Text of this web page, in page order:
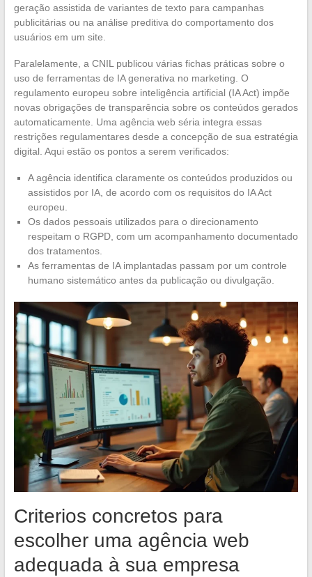
geração assistida de variantes de texto para campanhas
publicitárias ou na análise preditiva do comportamento dos
usuários em um site.
Paralelamente, a CNIL publicou várias fichas práticas sobre o
uso de ferramentas de IA generativa no marketing. O
regulamento europeu sobre inteligência artificial (IA Act) impõe
novas obrigações de transparência sobre os conteúdos gerados
automaticamente. Uma agência web séria integra essas
restrições regulamentares desde a concepção de sua estratégia
digital. Aqui estão os pontos a serem verificados:
A agência identifica claramente os conteúdos produzidos ou
assistidos por IA, de acordo com os requisitos do IA Act
europeu.
Os dados pessoais utilizados para o direcionamento
respeitam o RGPD, com um acompanhamento documentado
dos tratamentos.
As ferramentas de IA implantadas passam por um controle
humano sistemático antes da publicação ou divulgação.
Criterios concretos para
escolher uma agência web
adequada à sua empresa